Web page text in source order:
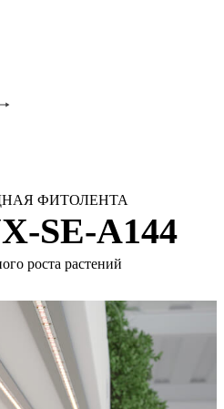
ФИТОЛЕНТА
SE-A144
роста растений